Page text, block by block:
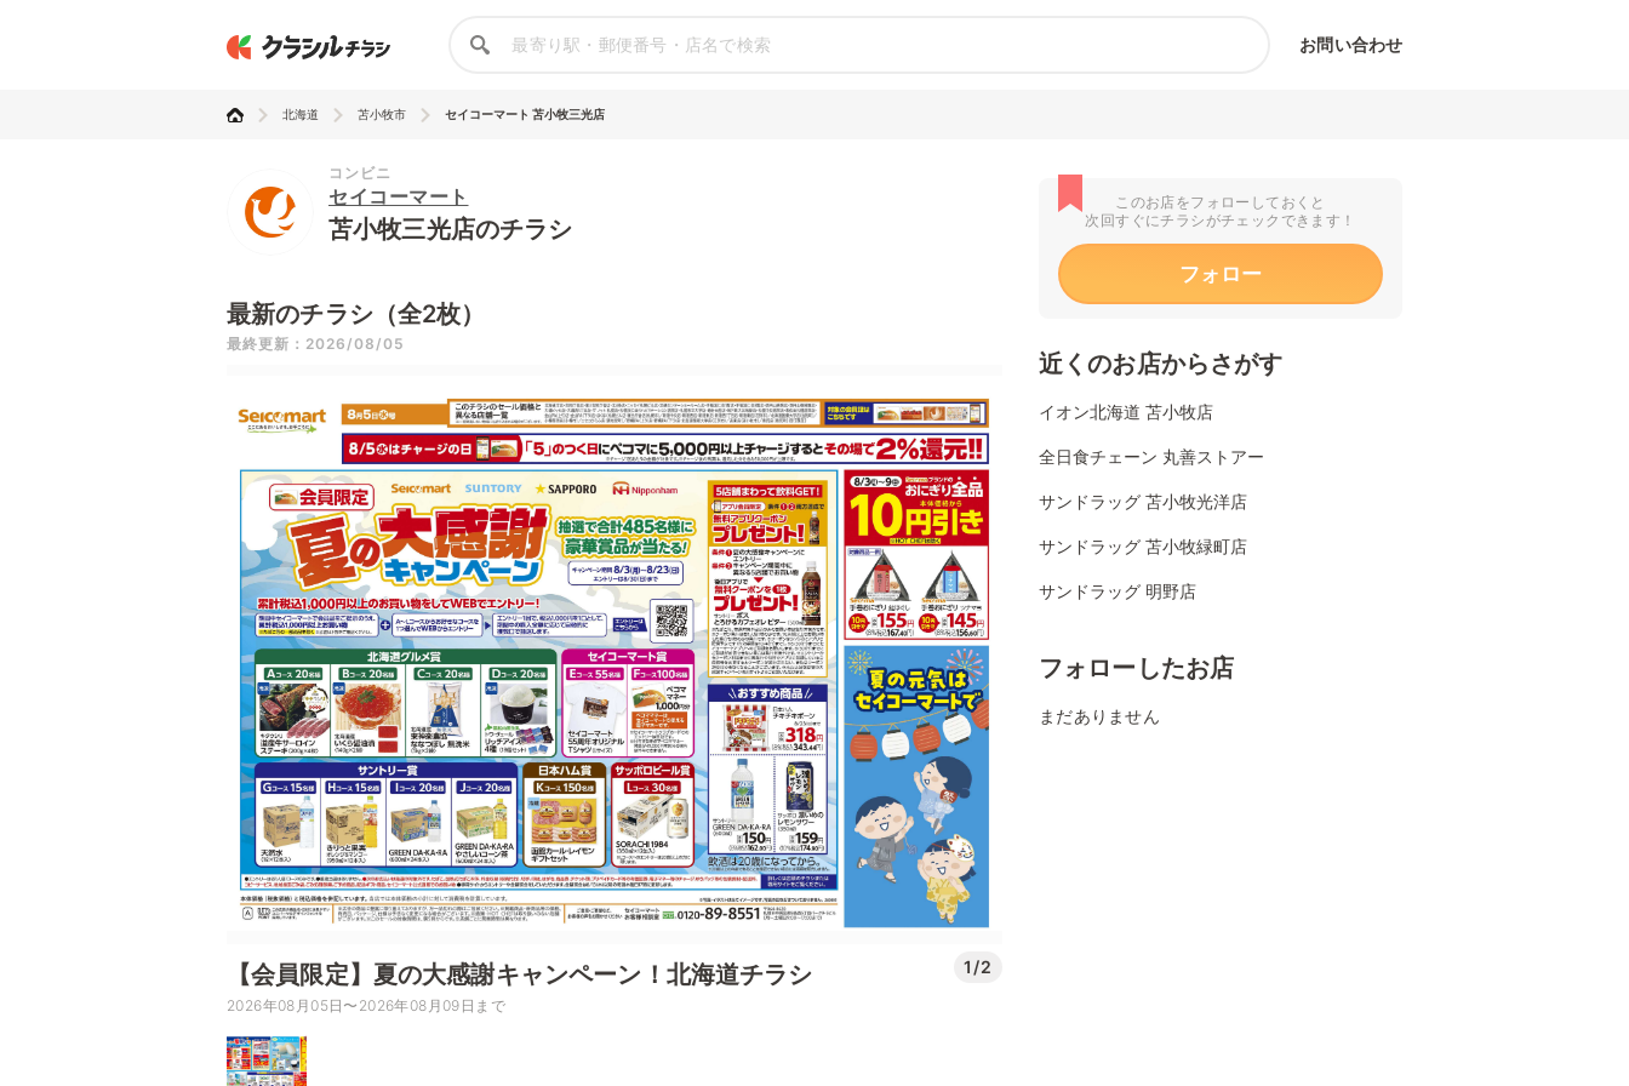
お問い合わせ
北海道 苫小牧市 セイコーマート 苫小牧三光店
コンビニ
セイコーマート
苫小牧三光店のチラシ
最新のチラシ（全2枚）
最終更新：2026/08/05
【会員限定】夏の大感謝キャンペーン！北海道チラシ 1/2
2026年08月05日〜2026年08月09日まで
このお店をフォローしておくと
次回すぐにチラシがチェックできます！
フォロー
近くのお店からさがす
イオン北海道 苫小牧店
全日食チェーン 丸善ストアー
サンドラッグ 苫小牧光洋店
サンドラッグ 苫小牧緑町店
サンドラッグ 明野店
フォローしたお店
まだありません